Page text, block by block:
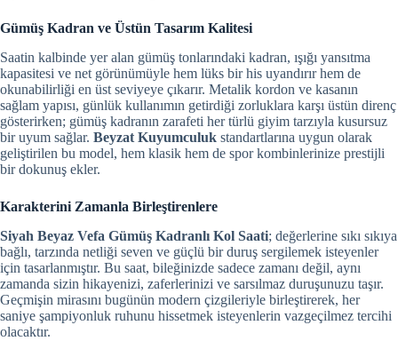
Gümüş Kadran ve Üstün Tasarım Kalitesi
Saatin kalbinde yer alan gümüş tonlarındaki kadran, ışığı yansıtma
kapasitesi ve net görünümüyle hem lüks bir his uyandırır hem de
okunabilirliği en üst seviyeye çıkarır. Metalik kordon ve kasanın
sağlam yapısı, günlük kullanımın getirdiği zorluklara karşı üstün direnç
gösterirken; gümüş kadranın zarafeti her türlü giyim tarzıyla kusursuz
bir uyum sağlar. Beyzat Kuyumculuk standartlarına uygun olarak
geliştirilen bu model, hem klasik hem de spor kombinlerinize prestijli
bir dokunuş ekler.
Karakterini Zamanla Birleştirenlere
Siyah Beyaz Vefa Gümüş Kadranlı Kol Saati; değerlerine sıkı sıkıya
bağlı, tarzında netliği seven ve güçlü bir duruş sergilemek isteyenler
için tasarlanmıştır. Bu saat, bileğinizde sadece zamanı değil, aynı
zamanda sizin hikayenizi, zaferlerinizi ve sarsılmaz duruşunuzu taşır.
Geçmişin mirasını bugünün modern çizgileriyle birleştirerek, her
saniye şampiyonluk ruhunu hissetmek isteyenlerin vazgeçilmez tercihi
olacaktır.